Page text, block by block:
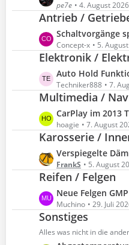
e
e
i
t
r
ä
g
e
e
t
z
t
e
e
i
t
r
ä
g
e
pe7e 4. August
Antrieb /
L
e
t
t
e
e
i
t
r
ä
g
e
Schaltvorgänge
Concept-x 5.
Elektronik /
L
e
t
z
t
e
e
i
t
r
ä
g
e
Auto Hold
Techniker888 7.
Multimedia /
L
e
t
t
e
e
i
t
r
CarPlay im 2013 Touareg
hoagie 7. August
Karosserie /
L
e
t
z
t
e
e
Verspiegelte
FrankS 5. August
Reifen / Felgen
L
e
t
z
Neue Felgen
Muchino 29. Juli
Sonstiges
Alles was nicht in die